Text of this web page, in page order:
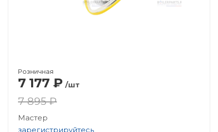
Розничная
7 177 ₽ /шт
7 895 ₽
Мастер
зарегистрируйтесь